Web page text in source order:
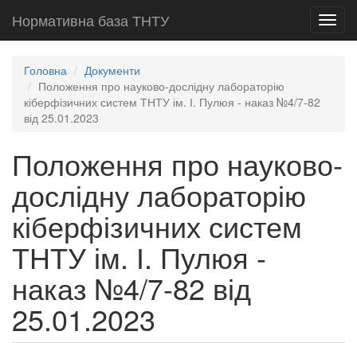
Нормативна база ТНТУ
Головна
Документи
Положення про науково-дослідну лабораторію
кіберфізичних систем ТНТУ ім. І. Пулюя - наказ №4/7-82
від 25.01.2023
Положення про науково-
дослідну лабораторію
кіберфізичних систем
ТНТУ ім. І. Пулюя -
наказ №4/7-82 від
25.01.2023